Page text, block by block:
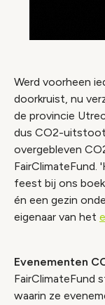
Werd voorheen
doorkruist, nu
de provincie
dus CO2-
overgebleven
FairClimateFund.
feest bij ons
én een gezin
eigenaar van het
Evenementen
FairClimateFund
waarin ze